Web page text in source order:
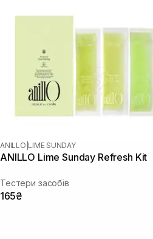
ANILLO LIME SUNDAY
ANILLO Lime Sunday Refresh Kit
Тестери засобів
165₴